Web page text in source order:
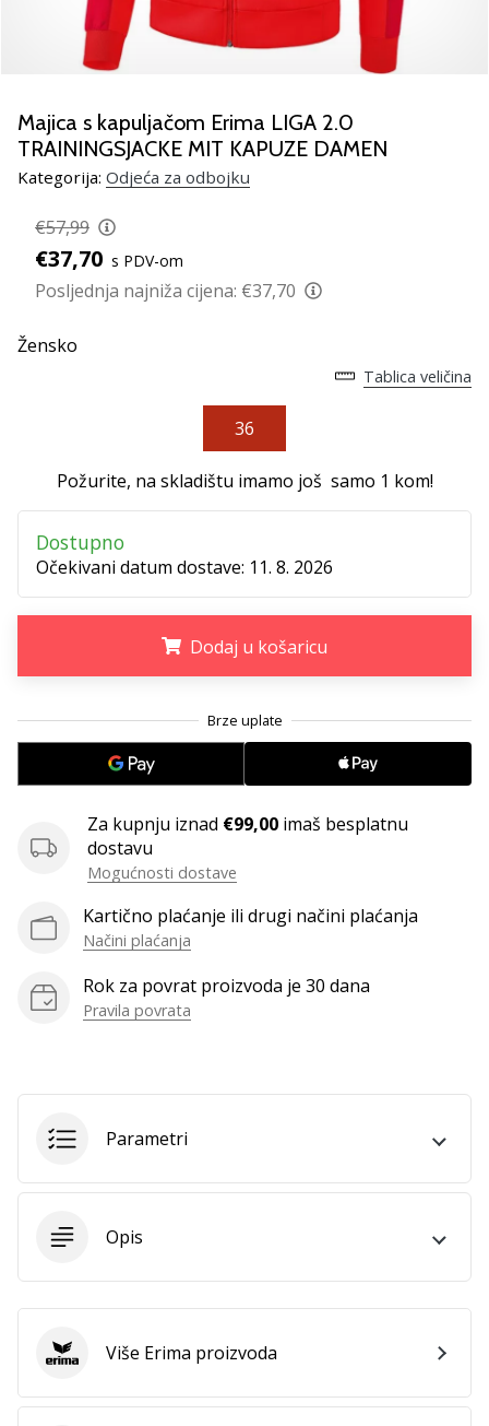
Pronađite
savršen
poklon
odbojku!
Pogledajte
naš
vodič
odaberite
obuću,
odjeću
najboljih
11. 8. 2022
•
1 min. čitanja
Postani
ambasadorom
za
Obožavaš
poput
Pridruži
nam
kao
brend
ambasador.
članke
Majica s kapuljačom Erima LIGA 2.0
TRAININGSJACKE MIT KAPUZE DAMEN
Kategorija: Odjeća za odbojku
€57,99
€37,70 s PDV-om
Posljednja najniža cijena: €37,70
Žensko
Tablica veličina
36
Požurite, na skladištu imamo još samo 1 kom!
Dostupno
Očekivani datum dostave: 11. 8. 2026
Dodaj u košaricu
Za kupnju iznad €99,00 imaš besplatnu
dostavu
Mogućnosti dostave
Kartično plaćanje ili drugi načini plaćanja
Načini plaćanja
Rok za povrat proizvoda je 30 dana
Pravila povrata
Parametri
Opis
Erima Više Erima proizvoda